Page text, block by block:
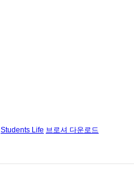
Students Life 브로셔 다운로드